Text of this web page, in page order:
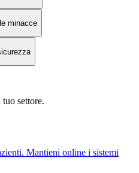
minacce
settore.
Mantieni online i sistemi